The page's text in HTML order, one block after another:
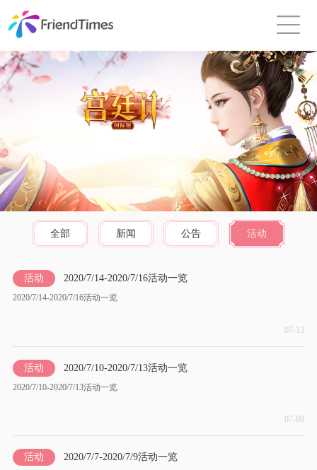
全部 新闻 公告 活动
活动 2020/7/14-2020/7/16活动一览
2020/7/14-2020/7/16活动一览
07-13
活动 2020/7/10-2020/7/13活动一览
2020/7/10-2020/7/13活动一览
07-09
活动 2020/7/7-2020/7/9活动一览